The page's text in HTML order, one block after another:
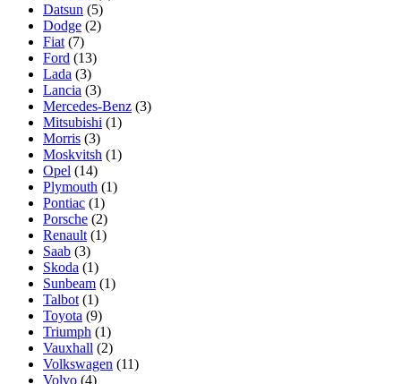
Datsun (5)
Dodge (2)
Fiat (7)
Ford (13)
Lada (3)
Lancia (3)
Mercedes-Benz (3)
Mitsubishi (1)
Morris (3)
Moskvitsh (1)
Opel (14)
Plymouth (1)
Pontiac (1)
Porsche (2)
Renault (1)
Saab (3)
Skoda (1)
Sunbeam (1)
Talbot (1)
Toyota (9)
Triumph (1)
Vauxhall (2)
Volkswagen (11)
Volvo (4)